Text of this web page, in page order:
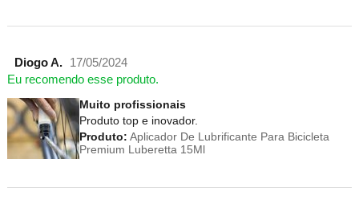
Diogo A.
17/05/2024
Eu recomendo esse produto.
Muito profissionais
Produto top e inovador.
Produto: Aplicador De Lubrificante Para Bicicleta
Premium Luberetta 15Ml